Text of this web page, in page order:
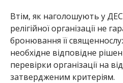
Втім, як наголошують у
релігійної організації не
бронювання її
необхідне відповідне
перевірки організації на
затвердженим критеріям.